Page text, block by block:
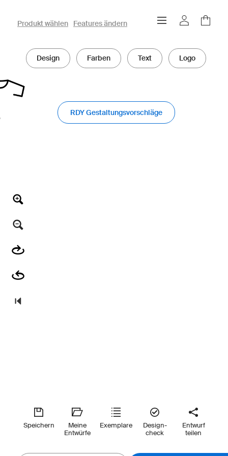
owayo 3D-Konfigurator
Produkt wählen Features ändern
Design Farben Text Logo
RDY Gestaltungsvorschläge
Speichern
Meine
Entwürfe
Exemplare
Design-
check
Entwurf
teilen